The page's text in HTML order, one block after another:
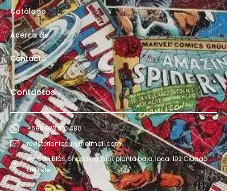
Catálogo
Acerca de
Contacto
Contactos
+595 973 610 480
revisterianippur@hotmail.com
Av. San Blás, Shopping Zuni, planta baja, local 102 Ciudad
del Este